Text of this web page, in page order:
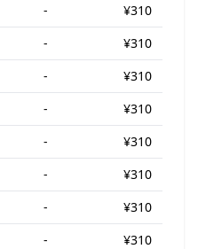
-
¥310
-
¥310
-
¥310
-
¥310
-
¥310
-
¥310
-
¥310
-
¥310